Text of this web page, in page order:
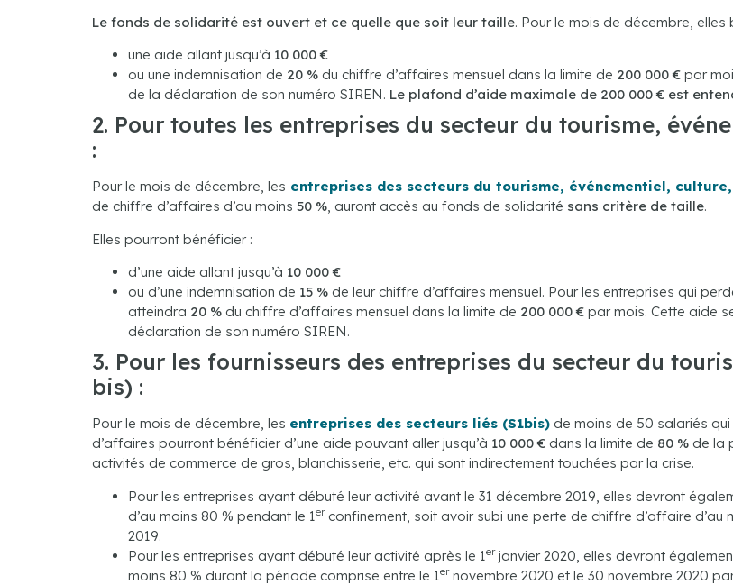
Le fonds de solidarité est ouvert et ce quelle que soit leur taille. Pour le mois de décembre, elles
une aide allant jusqu’à 10 000 €
ou une indemnisation de 20 % du chiffre d’affaires mensuel dans la limite de 200 000 € par
de la déclaration de son numéro SIREN. Le plafond d’aide maximale de 200 000 € est
2. Pour toutes les entreprises du secteur du tourisme,
:
Pour le mois de décembre, les entreprises des secteurs du tourisme, événementiel,
de chiffre d’affaires d’au moins 50 %, auront accès au fonds de solidarité sans critère de taille.
Elles pourront bénéficier :
d’une aide allant jusqu’à 10 000 €
ou d’une indemnisation de 15 % de leur chiffre d’affaires mensuel. Pour les entreprises qui
atteindra 20 % du chiffre d’affaires mensuel dans la limite de 200 000 € par mois. Cette aide
déclaration de son numéro SIREN.
3. Pour les fournisseurs des entreprises du secteur du
bis) :
Pour le mois de décembre, les entreprises des secteurs liés (S1bis) de moins de 50 salariés
d’affaires pourront bénéficier d’une aide pouvant aller jusqu’à 10 000 € dans la limite de 80 % de la
activités de commerce de gros, blanchisserie, etc. qui sont indirectement touchées par la crise.
Pour les entreprises ayant débuté leur activité avant le 31 décembre 2019, elles devront
d’au moins 80 % pendant le 1erconfinement, soit avoir subi une perte de chiffre d’affaire
2019.
Pour les entreprises ayant débuté leur activité après le 1erjanvier 2020, elles devront
moins 80 % durant la période comprise entre le 1ernovembre 2020 et le 30 novembre 2020